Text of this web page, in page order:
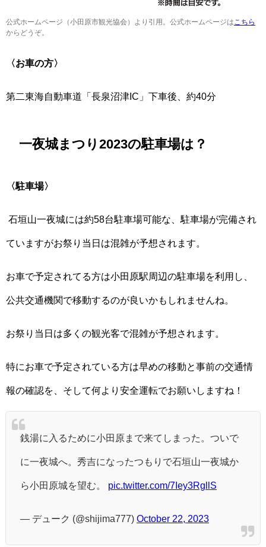
公式ホームページ（小田原市観光協会）より引用。公式ホームページはこちら
からどうぞ。
〈お車の方〉
第二東海自動車道「長泉沼津IC」下車後、約40分
一夜城まつり2023の駐車場は？
〈駐車場〉
石垣山一夜城には約58台駐車場可能な、駐車場が完備され
ていますがお祭り当日は混雑が予想されます。
お車で予定されてる方は小田原駅周辺の駐車場を利用し、
公共交通機関で移動するのが良いかもしれませんね。
お祭り当日は多くの観光客で混雑が予想されます。
特にお車で予定されている方は早めの移動と事前の交通情
報の確認を、そして何より安全運転でお願いしますね！
銭湯に入るために小田原まで来てしまった。ついで
に一夜城へ。秀吉になったつもりで石垣山一夜城か
ら小田原城を望む。 pic.twitter.com/7Iey3RgllS
— デューク (@shijima777) October 22, 2023